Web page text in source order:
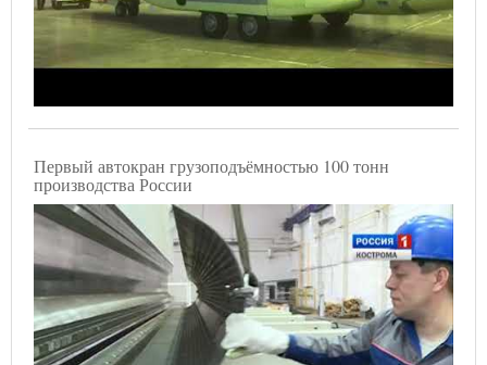
Первый автокран грузоподъёмностью 100 тонн
производства России